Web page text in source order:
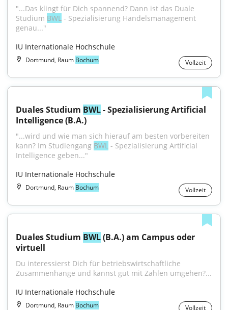
"...Das klingt für Dich spannend? Dann ist das Duale
Studium BWL - Spezialisierung Handelsmanagement
genau..."
IU Internationale Hochschule
Dortmund, Raum Bochum Vollzeit
Duales Studium BWL - Spezialisierung Artificial
Intelligence (B.A.)
"...wird und wie man sich hierauf am besten vorbereiten
kann? Im Studiengang BWL - Spezialisierung Artificial
Intelligence geben..."
IU Internationale Hochschule
Dortmund, Raum Bochum Vollzeit
Duales Studium BWL (B.A.) am Campus oder
virtuell
Du interessierst Dich für betriebswirtschaftliche
Zusammenhänge und kannst gut mit Zahlen umgehen?...
IU Internationale Hochschule
Dortmund, Raum Bochum Vollzeit